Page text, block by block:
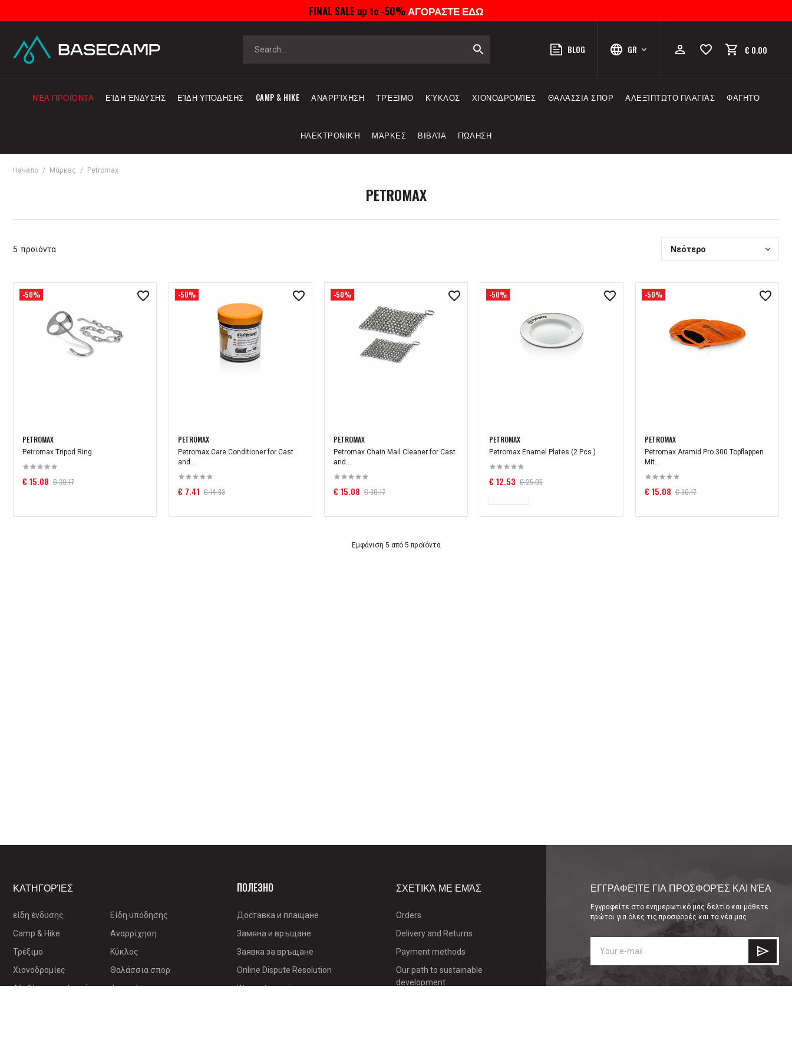
FINAL SALE up to -50%ΑΓΟΡΑΣΤΕ ΕΔΩ
BLOG GR € 0.00
ΝΈΑ ΠΡΟΪΌΝΤΑ ΕΊΔΗ ΈΝΔΥΣΗΣ ΕΊΔΗ ΥΠΌΔΗΣΗΣ CAMP & HIKE ΑΝΑΡΡΊΧΗΣΗ ΤΡΈΞΙΜΟ ΚΎΚΛΟΣ ΧΙΟΝΟΔΡΟΜΊΕΣ ΘΑΛΆΣΣΙΑ ΣΠΟΡ ΑΛΕΞΊΠΤΩΤΟ ΠΛΑΓΙΆΣ ΦΑΓΗΤΌ
ΗΛΕΚΤΡΟΝΙΚΉ ΜΆΡΚΕΣ ΒΙΒΛΊΑ ΠΏΛΗΣΗ
Начало Μάρκες Petromax
PETROMAX
5 προϊόντα Νεότερο
-50%
PETROMAX
Petromax Tripod Ring
€ 15.08 € 30.17
-50%
PETROMAX
Petromax Care Conditioner for Cast
and...
€ 7.41 € 14.83
-50%
PETROMAX
Petromax Chain Mail Cleaner for Cast
and...
€ 15.08 € 30.17
-50%
PETROMAX
Petromax Enamel Plates (2 Pcs.)
€ 12.53 € 25.05
-50%
PETROMAX
Petromax Aramid Pro 300 Topflappen
Mit...
€ 15.08 € 30.17
Εμφάνιση 5 από 5 προϊόντα
ΚΑΤΗΓΟΡΊΕΣ
είδη ένδυσης
Είδη υπόδησης
Camp & Hike
Αναρρίχηση
Τρέξιμο
Κύκλος
Χιονοδρομίες
Θαλάσσια σπορ
Αλεξίπτωτο πλαγιάς
Φαγητό
ПОЛЕЗНО
Доставка и плащане
Замяна и връщане
Заявка за връщане
Online Dispute Resolution
Warranty service
ΣΧΕΤΙΚΆ ΜΕ ΕΜΆΣ
Orders
Delivery and Returns
Payment methods
Our path to sustainable
development
ΕΓΓΡΑΦΕΊΤΕ ΓΙΑ ΠΡΟΣΦΟΡΈΣ ΚΑΙ ΝΈΑ
Εγγραφείτε στο ενημερωτικό μας δελτίο και μάθετε
πρώτοι για όλες τις προσφορές και τα νέα μας